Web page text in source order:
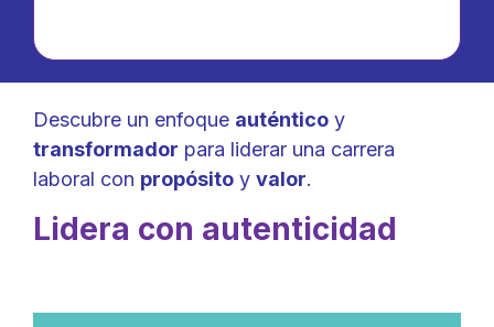
Descubre un enfoque auténtico y
transformador para liderar una carrera
laboral con propósito y valor.
Lidera con autenticidad